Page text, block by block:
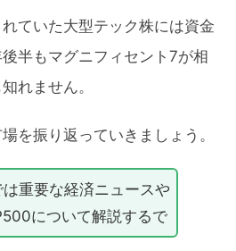
ていた大型テック株には資金
半もマグニフィセント7が相
れません。
を振り返っていきましょう。
重要な経済ニュースや
について解説するで